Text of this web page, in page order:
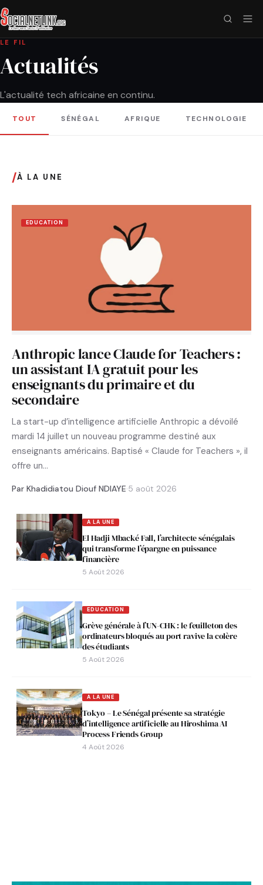
LE FIL
Actualités
L'actualité tech africaine en continu.
TOUT SÉNÉGAL AFRIQUE TECHNOLOGIE
/À LA UNE
EDUCATION
Anthropic lance Claude for Teachers :
un assistant IA gratuit pour les
enseignants du primaire et du
secondaire
La start-up d’intelligence artificielle Anthropic a dévoilé
mardi 14 juillet un nouveau programme destiné aux
enseignants américains. Baptisé « Claude for Teachers », il
offre un…
Par Khadidiatou Diouf NDIAYE·5 août 2026
A LA UNE
El Hadji Mbacké Fall, l’architecte sénégalais
qui transforme l’épargne en puissance
financière
5 Août 2026
EDUCATION
Grève générale à l’UN-CHK : le feuilleton des
ordinateurs bloqués au port ravive la colère
des étudiants
5 Août 2026
A LA UNE
Tokyo – Le Sénégal présente sa stratégie
d’intelligence artificielle au Hiroshima AI
Process Friends Group
4 Août 2026